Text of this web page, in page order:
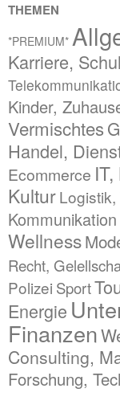
THEMEN
*PREMIUM*
Karriere,
Kinder,
Vermischtes
Handel,
Ecommerce
Kultur
Kommunikation
Wellness
Recht,
Polizei Sport
Energie
Finanzen
Consulting,
Forschung,